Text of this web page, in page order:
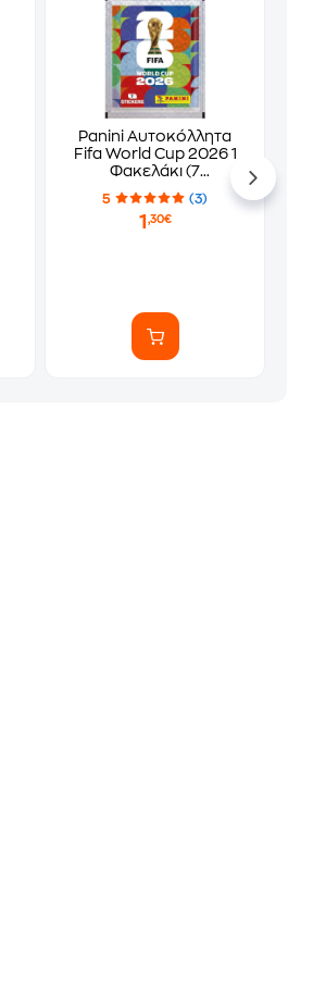
Panini Αυτοκόλλητα
Fifa World Cup 2026 1
Φακελάκι (7
Αυτοκόλλητα)
5 (3)
1 ,30€